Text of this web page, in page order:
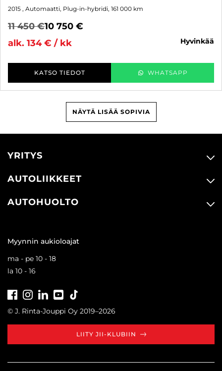
2015 , Automaatti, Plug-in-hybridi, 161 000 km
11 450 €10 750 €
alk. 134 € / kk
hyvinkää
KATSO TIEDOT WHATSAPP
NÄYTÄ LISÄÄ SOPIVIA
YRITYS
AUTOLIIKKEET
AUTOHUOLTO
Myynnin aukioloajat
ma - pe 10 - 18
la 10 - 16
FacebookInstagramLinkedInYoutube
© J. Rinta-Jouppi Oy 2019–2026
LIITY JII-KLUBIIN